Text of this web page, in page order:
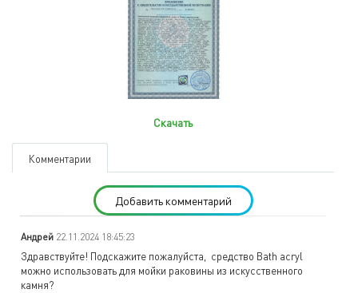
Скачать
Комментарии
Добавить комментарий
Андрей 22.11.2024 18:45:23
Здравствуйте! Подскажите пожалуйста, средство Bath acryl
можно использовать для мойки раковины из искусственного
камня?